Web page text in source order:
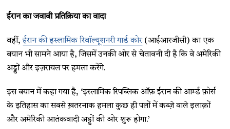
ईरान का जवाबी प्रतिक्रिया का वादा
वहीं,ईरान की इस्लामिक रिवॉल्यूशनरी गार्ड कोर(आईआरजीसी) का एक
बयान भी सामने आया है, जिसमें उनकी ओर से चेतावनी दी है कि वे अमेरिकी
अड्डों और इज़रायल पर हमला करेंगे.
इस बयान में कहा गया है, ‘इस्लामिक रिपब्लिक ऑफ़ ईरान की आर्म्ड फ़ोर्स
के इतिहास का सबसे ख़तरनाक हमला कुछ ही पलों में कब्ज़े वाले इलाक़ों
और अमेरिकी आतंकवादी अड्डों की ओर शुरू होगा.’